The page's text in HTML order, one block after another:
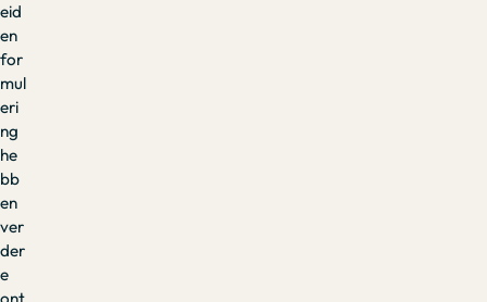
eid
en
for
mul
eri
ng
he
bb
en
ver
der
e